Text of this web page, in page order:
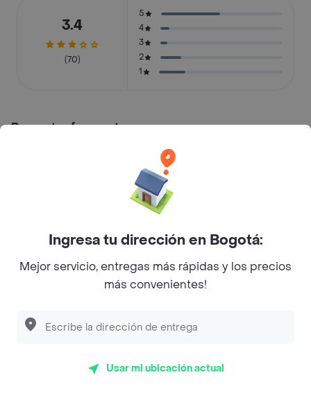
3.4
(70)
5
4
3
2
1
Preguntas frecuentes
¿Olivia hace entrega a domicilio?
¿Cuál es la dirección de Olivia?
¿Cuál es el rating de Olivia?
Restaurantes similares a Olivia - Suba
L´s Café
Ingresa tu dirección en Bogotá:
Mejor servicio, entregas más rápidas y los precios
más convenientes!
Usar mi ubicación actual